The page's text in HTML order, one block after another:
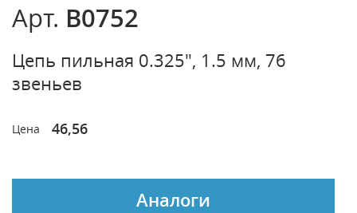
Арт. B0752
Цепь пильная 0.325", 1.5 мм, 76
звеньев
Цена 46,56
Аналоги